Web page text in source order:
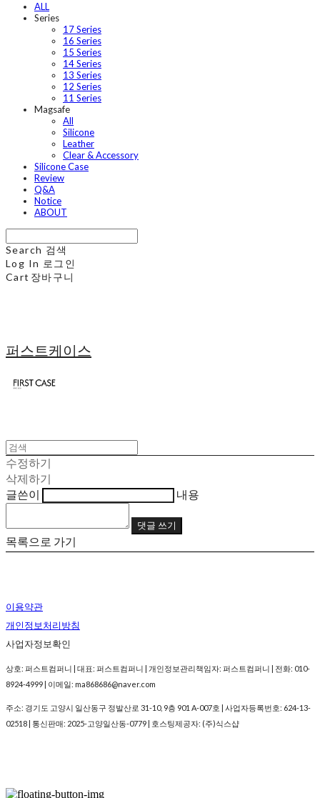
ALL
Series
17 Series
16 Series
15 Series
14 Series
13 Series
12 Series
11 Series
Magsafe
All
Silicone
Leather
Clear & Accessory
Silicone Case
Review
Q&A
Notice
ABOUT
Search 검색
Log In 로그인
Cart 장바구니
퍼스트케이스
수정하기
삭제하기
글쓴이
내용
댓글 쓰기
목록으로 가기
이용약관
개인정보처리방침
사업자정보확인
상호: 퍼스트컴퍼니 | 대표: 퍼스트컴퍼니 | 개인정보관리책임자: 퍼스트컴퍼니 | 전화: 010-
8924-4999 | 이메일: ma868686@naver.com
주소: 경기도 고양시 일산동구 정발산로 31-10, 9층 901 A-007호 | 사업자등록번호: 624-13-
02518 | 통신판매: 2025-고양일산동-0779 | 호스팅제공자: (주)식스샵